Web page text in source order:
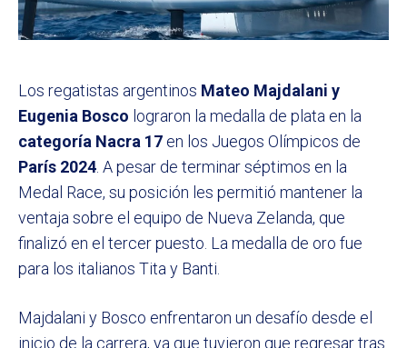
Los regatistas argentinos Mateo Majdalani y
Eugenia Bosco lograron la medalla de plata en la
categoría Nacra 17 en los Juegos Olímpicos de
París 2024 . A pesar de terminar séptimos en la
Medal Race, su posición les permitió mantener la
ventaja sobre el equipo de Nueva Zelanda, que
finalizó en el tercer puesto. La medalla de oro fue
para los italianos Tita y Banti.
Majdalani y Bosco enfrentaron un desafío desde el
inicio de la carrera, ya que tuvieron que regresar tras